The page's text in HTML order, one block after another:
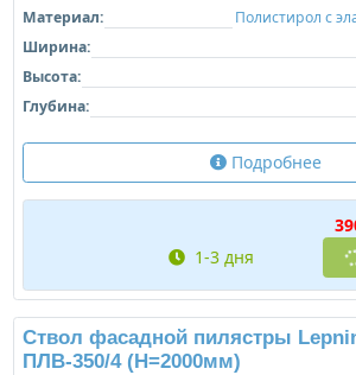
Материал:
Полистирол с
Ширина:
Высота:
Глубина:
Подробнее
1-3 дня
Ствол фасадной пилястры
ПЛВ-350/4 (H=2000мм)